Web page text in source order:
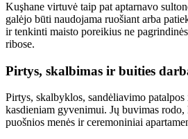
Kuşhane virtuvė taip pat aptarnavo
galėjo būti naudojama ruošiant arba
ir tenkinti maisto poreikius ne
ribose.
Pirtys, skalbimas ir buities
Pirtys, skalbyklos, sandėliavimo
kasdieniam gyvenimui. Jų buvimas rodo,
puošnios menės ir ceremoniniai